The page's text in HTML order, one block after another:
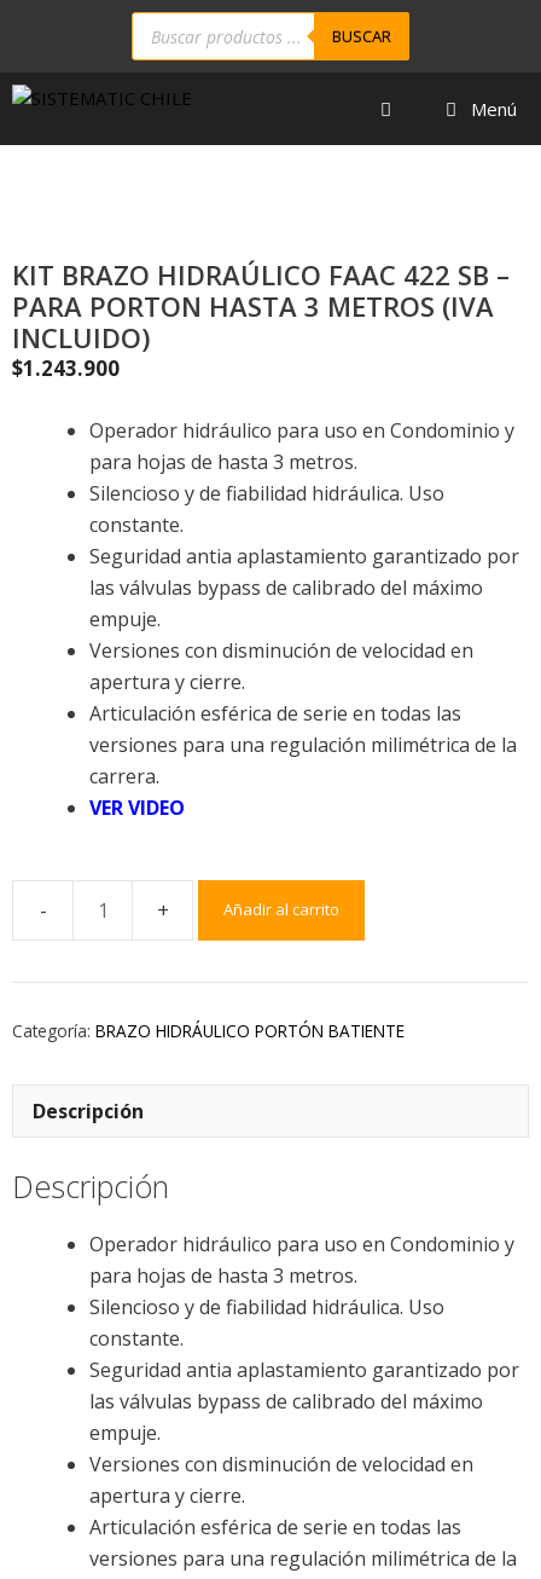
BUSCAR
Menú
KIT BRAZO HIDRAÚLICO FAAC 422 SB –
PARA PORTON HASTA 3 METROS (IVA
INCLUIDO)
$1.243.900
Operador hidráulico para uso en Condominio y
para hojas de hasta 3 metros.
Silencioso y de fiabilidad hidráulica. Uso
constante.
Seguridad antia aplastamiento garantizado por
las válvulas bypass de calibrado del máximo
empuje.
Versiones con disminución de velocidad en
apertura y cierre.
Articulación esférica de serie en todas las
versiones para una regulación milimétrica de la
carrera.
VER VIDEO
Añadir al carrito
Categoría: BRAZO HIDRÁULICO PORTÓN BATIENTE
Descripción
Descripción
Operador hidráulico para uso en Condominio y
para hojas de hasta 3 metros.
Silencioso y de fiabilidad hidráulica. Uso
constante.
Seguridad antia aplastamiento garantizado por
las válvulas bypass de calibrado del máximo
empuje.
Versiones con disminución de velocidad en
apertura y cierre.
Articulación esférica de serie en todas las
versiones para una regulación milimétrica de la